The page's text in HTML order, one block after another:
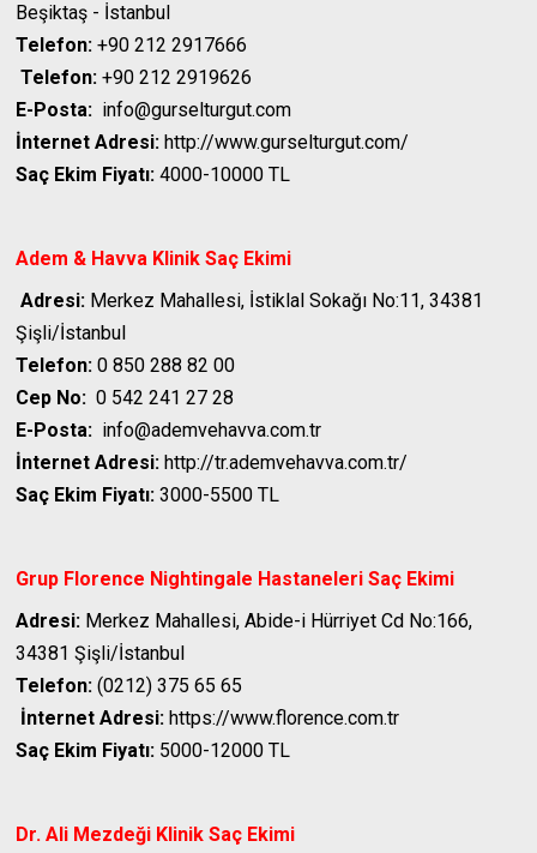
Beşiktaş - İstanbul
Telefon: +90 212 2917666
Telefon: +90 212 2919626
E-Posta: info@gurselturgut.com
İnternet Adresi: http://www.gurselturgut.com/
Saç Ekim Fiyatı: 4000-10000 TL
Adem & Havva Klinik Saç Ekimi
Adresi: Merkez Mahallesi, İstiklal Sokağı No:11, 34381
Şişli/İstanbul
Telefon: 0 850 288 82 00
Cep No: 0 542 241 27 28
E-Posta: info@ademvehavva.com.tr
İnternet Adresi: http://tr.ademvehavva.com.tr/
Saç Ekim Fiyatı: 3000-5500 TL
Grup Florence Nightingale Hastaneleri Saç Ekimi
Adresi: Merkez Mahallesi, Abide-i Hürriyet Cd No:166,
34381 Şişli/İstanbul
Telefon: (0212) 375 65 65
İnternet Adresi: https://www.florence.com.tr
Saç Ekim Fiyatı: 5000-12000 TL
Dr. Ali Mezdeği Klinik Saç Ekimi